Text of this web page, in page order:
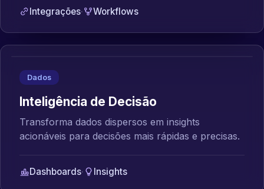
Integrações· Workflows
Dados
Inteligência de Decisão
Transforma dados dispersos em insights
acionáveis para decisões mais rápidas e precisas.
Dashboards· Insights